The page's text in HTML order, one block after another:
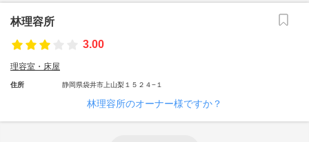
林理容所
3.00
理容室・床屋
住所 静岡県袋井市上山梨１５２４−１
林理容所のオーナー様ですか？